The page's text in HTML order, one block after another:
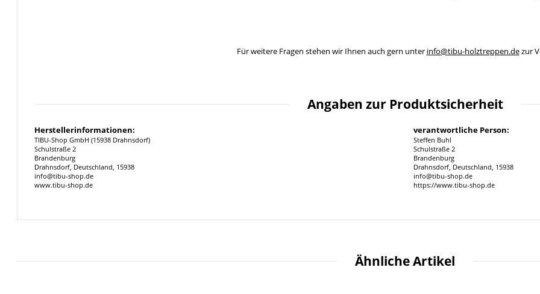
Für weitere Fragen stehen wir Ihnen auch gern unter info@tibu-holztreppen.dezur
Angaben zur Produktsicherheit
Herstellerinformationen:
TIBU-Shop GmbH (15938 Drahnsdorf)
Schulstraße 2
Brandenburg
Drahnsdorf, Deutschland, 15938
info@tibu-shop.de
www.tibu-shop.de
verantwortliche Person:
Steffen Buhl
Schulstraße 2
Brandenburg
Drahnsdorf, Deutschland, 15938
info@tibu-shop.de
https://www.tibu-shop.de
Ähnliche Artikel